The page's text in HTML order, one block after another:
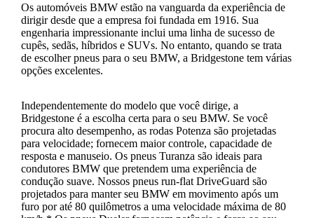
Os automóveis BMW estão na vanguarda da experiência de
dirigir desde que a empresa foi fundada em 1916. Sua
engenharia impressionante inclui uma linha de sucesso de
cupês, sedãs, híbridos e SUVs. No entanto, quando se trata
de escolher pneus para o seu BMW, a Bridgestone tem várias
opções excelentes.
Independentemente do modelo que você dirige, a
Bridgestone é a escolha certa para o seu BMW. Se você
procura alto desempenho, as rodas Potenza são projetadas
para velocidade; fornecem maior controle, capacidade de
resposta e manuseio. Os pneus Turanza são ideais para
condutores BMW que pretendem uma experiência de
condução suave. Nossos pneus run-flat DriveGuard são
projetados para manter seu BMW em movimento após um
furo por até 80 quilômetros a uma velocidade máxima de 80